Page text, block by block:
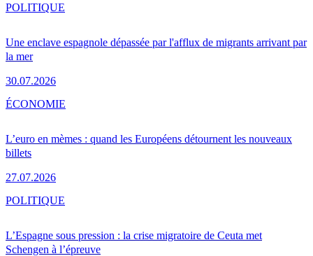
Une enclave espagnole dépassée par l'afflux de migrants arrivant par
la mer
30.07.2026
POLITIQUE
L’euro en mèmes : quand les Européens détournent les nouveaux
billets
27.07.2026
ÉCONOMIE
L’Espagne sous pression : la crise migratoire de Ceuta met
Schengen à l’épreuve
POLITIQUE